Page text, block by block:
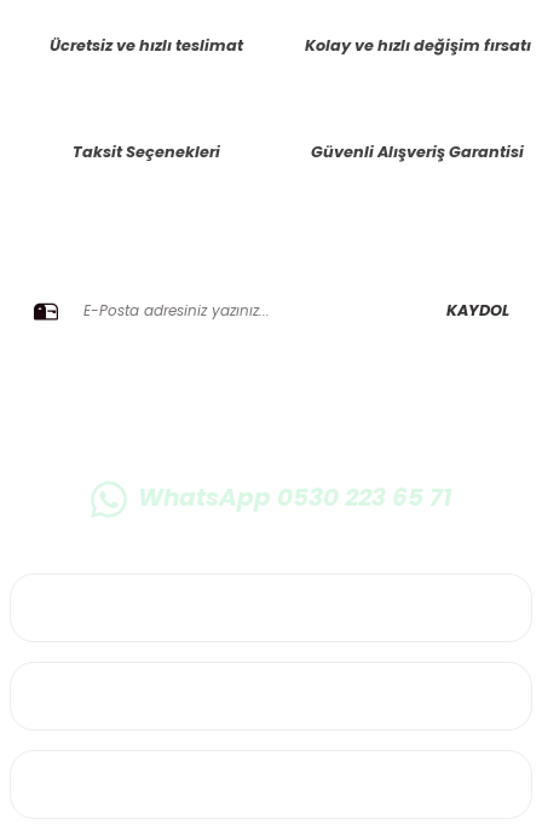
Ücretsiz ve hızlı teslimat Kolay ve hızlı değişim fırsatı
Taksit Seçenekleri Güvenli Alışveriş Garantisi
KAYDOL
WhatsApp 0530 223 65 71